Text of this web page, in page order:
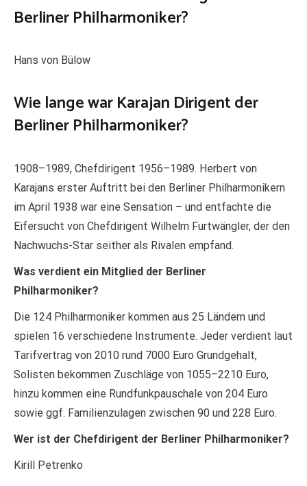
Berliner Philharmoniker?
Hans von Bülow
Wie lange war Karajan Dirigent der
Berliner Philharmoniker?
1908–1989, Chefdirigent 1956–1989. Herbert von
Karajans erster Auftritt bei den Berliner Philharmonikern
im April 1938 war eine Sensation – und entfachte die
Eifersucht von Chefdirigent Wilhelm Furtwängler, der den
Nachwuchs-Star seither als Rivalen empfand.
Was verdient ein Mitglied der Berliner
Philharmoniker?
Die 124 Philharmoniker kommen aus 25 Ländern und
spielen 16 verschiedene Instrumente. Jeder verdient laut
Tarifvertrag von 2010 rund 7000 Euro Grundgehalt,
Solisten bekommen Zuschläge von 1055–2210 Euro,
hinzu kommen eine Rundfunkpauschale von 204 Euro
sowie ggf. Familienzulagen zwischen 90 und 228 Euro.
Wer ist der Chefdirigent der Berliner Philharmoniker?
Kirill Petrenko